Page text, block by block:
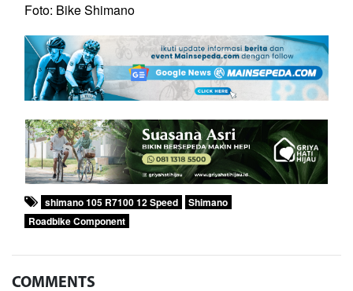
Foto: Bike Shimano
shimano 105 R7100 12 Speed
Shimano
Roadbike Component
COMMENTS